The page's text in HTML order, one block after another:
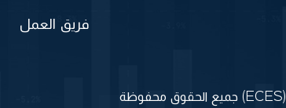
فريق العمل